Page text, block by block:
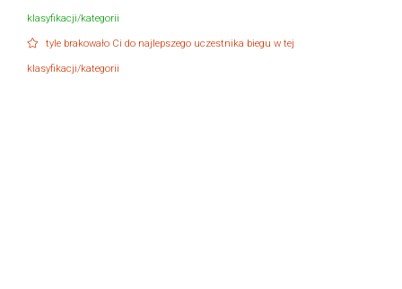
klasyfikacji/kategorii
tyle brakowało Ci do najlepszego uczestnika biegu w tej
klasyfikacji/kategorii